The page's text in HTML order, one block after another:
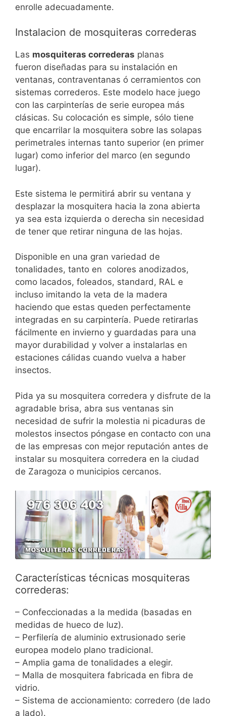
enrolle adecuadamente.
Instalacion de mosquiteras correderas
Las mosquiteras correderas planas
fueron diseñadas para su instalación en
ventanas, contraventanas ó cerramientos con
sistemas correderos. Este modelo hace juego
con las carpinterías de serie europea más
clásicas. Su colocación es simple, sólo tiene
que encarrilar la mosquitera sobre las solapas
perimetrales internas tanto superior (en primer
lugar) como inferior del marco (en segundo
lugar).
Este sistema le permitirá abrir su ventana y
desplazar la mosquitera hacia la zona abierta
ya sea esta izquierda o derecha sin necesidad
de tener que retirar ninguna de las hojas.
Disponible en una gran variedad de
tonalidades, tanto en colores anodizados,
como lacados, foleados, standard, RAL e
incluso imitando la veta de la madera
haciendo que estas queden perfectamente
integradas en su carpintería. Puede retirarlas
fácilmente en invierno y guardadas para una
mayor durabilidad y volver a instalarlas en
estaciones cálidas cuando vuelva a haber
insectos.
Pida ya su mosquitera corredera y disfrute de la
agradable brisa, abra sus ventanas sin
necesidad de sufrir la molestia ni picaduras de
molestos insectos póngase en contacto con una
de las empresas con mejor reputación antes de
instalar su mosquitera corredera en la ciudad
de Zaragoza o municipios cercanos.
Características técnicas mosquiteras
correderas:
– Confeccionadas a la medida (basadas en
medidas de hueco de luz).
– Perfilería de aluminio extrusionado serie
europea modelo plano tradicional.
– Amplia gama de tonalidades a elegir.
– Malla de mosquitera fabricada en fibra de
vidrio.
– Sistema de accionamiento: corredero (de lado
a lado).